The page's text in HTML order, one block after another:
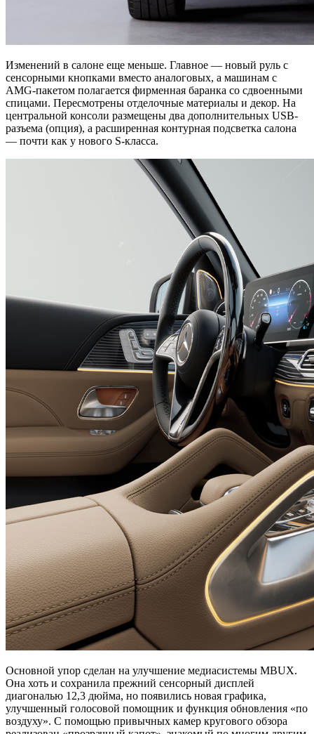
Изменений в салоне еще меньше. Главное — новый руль с
сенсорными кнопками вместо аналоговых, а машинам с
AMG-пакетом полагается фирменная баранка со сдвоенными
спицами. Пересмотрены отделочные материалы и декор. На
центральной консоли размещены два дополнительных USB-
разъема (опция), а расширенная контурная подсветка салона
— почти как у нового S-класса.
Основной упор сделан на улучшение медиасистемы MBUX.
Она хоть и сохранила прежний сенсорный дисплей
диагональю 12,3 дюйма, но появились новая графика,
улучшенный голосовой помощник и функция обновления «по
воздуху». С помощью привычных камер кругового обзора